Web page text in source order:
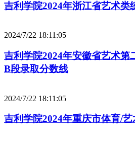
吉利学院2024年浙江省艺术类
2024/7/22 18:11:05
吉利学院2024年安徽省艺术第
B段录取分数线
2024/7/22 18:11:05
吉利学院2024年重庆市体育/